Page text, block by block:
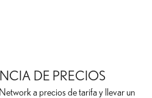
DE PRECIOS
a precios de tarifa y llevar un